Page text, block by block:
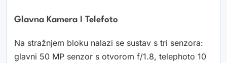
Glavna Kamera I Telefoto
Na stražnjem bloku nalazi se sustav s tri senzora:
glavni 50 MP senzor s otvorom f/1.8, telephoto 10